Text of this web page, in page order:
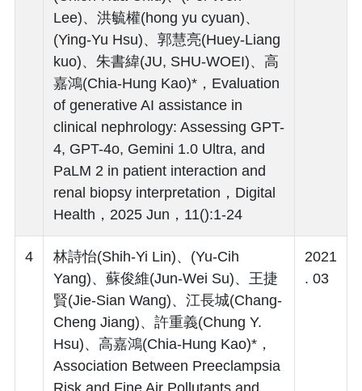
Lee)、洪毓權(hong yu cyuan)、
(Ying-Yu Hsu)、郭慧亮(Huey-Liang
kuo)、朱書緯(JU, SHU-WOEI)、高
嘉鴻(Chia-Hung Kao)*，Evaluation
of generative AI assistance in
clinical nephrology: Assessing GPT-
4, GPT-4o, Gemini 1.0 Ultra, and
PaLM 2 in patient interaction and
renal biopsy interpretation，Digital
Health，2025 Jun，11():1-24
4
林詩怡(Shih-Yi Lin)、(Yu-Cih
Yang)、蘇俊維(Jun-Wei Su)、王捷
賢(Jie-Sian Wang)、江長城(Chang-
Cheng Jiang)、許重義(Chung Y.
Hsu)、高嘉鴻(Chia-Hung Kao)*，
Association Between Preeclampsia
Risk and Fine Air Pollutants and
2021
. 03